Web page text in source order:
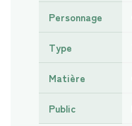
Personnage
Type
Matière
Public